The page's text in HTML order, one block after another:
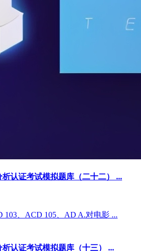
认证考试模拟题库（二十二） ...
103、ACD 105、AD A.对电影 ...
认证考试模拟题库（十三） ...